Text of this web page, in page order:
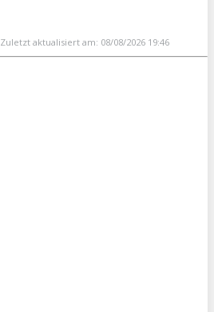
Zuletzt aktualisiert am: 08/08/2026 19:46